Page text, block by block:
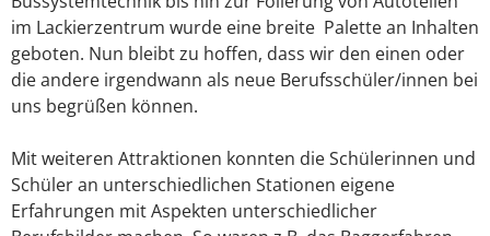
im Lackierzentrum wurde eine breite Palette an Inhalten
geboten. Nun bleibt zu hoffen, dass wir den einen oder
die andere irgendwann als neue Berufsschüler/innen bei
uns begrüßen können.
Mit weiteren Attraktionen konnten die Schülerinnen und
Schüler an unterschiedlichen Stationen eigene
Erfahrungen mit Aspekten unterschiedlicher